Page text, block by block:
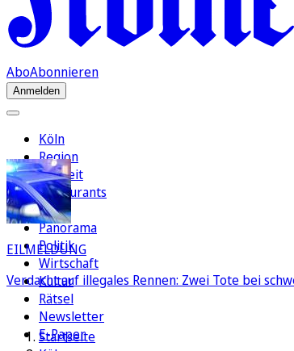
AboAbonnieren
Anmelden
Köln
Region
Freizeit
Restaurants
FC
Panorama
Politik
Wirtschaft
Kultur
Rätsel
Newsletter
E-Paper
EILMELDUNG
Verdacht auf illegales Rennen: Zwei Tote bei
Startseite